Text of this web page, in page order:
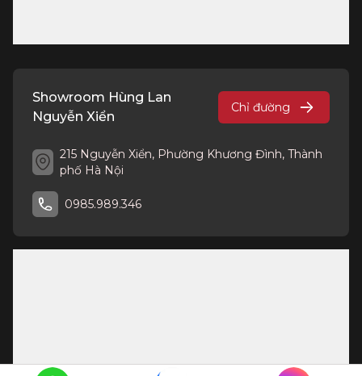
Showroom Hùng Lan
Nguyễn Xiển
Chỉ đường
215 Nguyễn Xiển, Phường Khương Đình, Thành
phố Hà Nội
0985.989.346